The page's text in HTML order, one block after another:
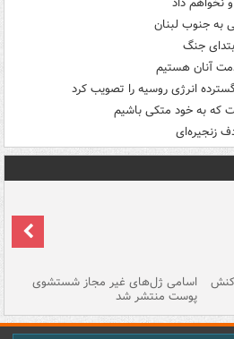
به جنوب لبنان
آنان هستیم
انرژی روسیه را تصویب کرد
که به خود متکی باشیم
اسامی ژل‌های غیر مجاز شستشوی
پوست منتشر شد